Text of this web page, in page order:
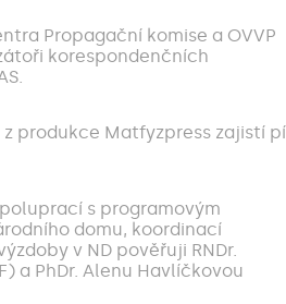
Propagační komise a OVVP
korespondenčních
produkce Matfyzpress zajistí pí
s programovým
domu, koordinací
v ND pověřuji RNDr.
a PhDr. Alenu Havlíčkovou